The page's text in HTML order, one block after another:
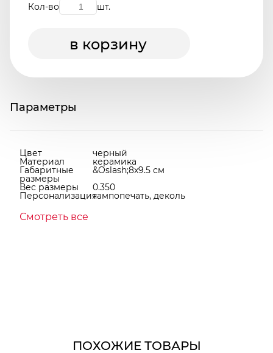
Кол-во шт.
в корзину
Параметры
Цвет черный
Материал керамика
Габаритные
размеры
&Oslash;8x9.5 см
Вес размеры
0.350
Персонализациятампопечать, деколь
Смотреть все
ПОХОЖИЕ ТОВАРЫ